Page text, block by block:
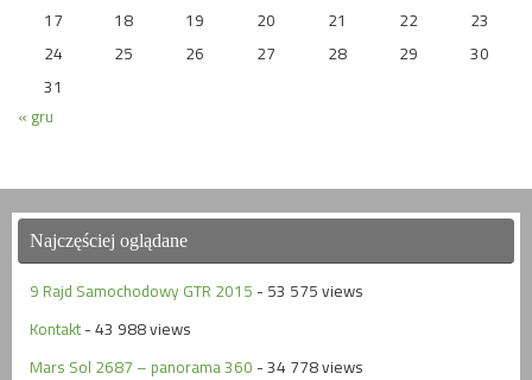
17
18 19 20 21 22
23
24
25 26 27 28 29
30
31
« gru
Najczęściej oglądane
9 Rajd Samochodowy GTR 2015 - 53 575 views
Kontakt - 43 988 views
Mars Sol 2687 – panorama 360 - 34 778 views